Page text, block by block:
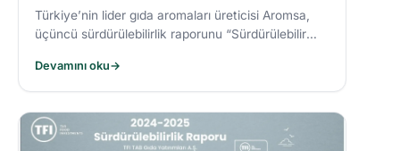
Türkiye’nin lider gıda aromaları üreticisi Aromsa,
üçüncü sürdürülebilirlik raporunu “Sürdürülebilir
Devamını oku→